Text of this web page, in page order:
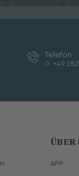
Telefon
+49
ÜBER
APP